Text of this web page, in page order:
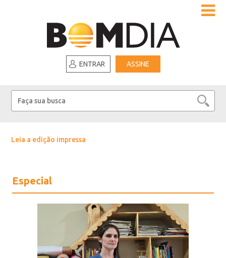
ENTRAR ASSINE
Leia a edição impressa
Especial